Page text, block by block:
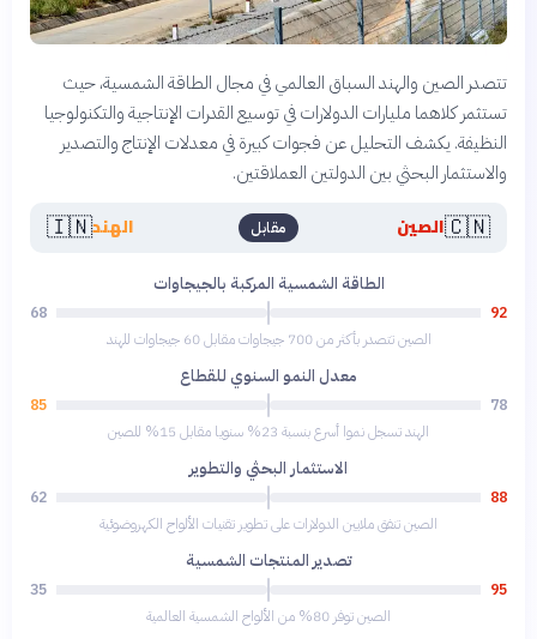
تتصدر الصين والهند السباق العالمي في مجال الطاقة الشمسية، حيث
تستثمر كلاهما مليارات الدولارات في توسيع القدرات الإنتاجية والتكنولوجيا
النظيفة. يكشف التحليل عن فجوات كبيرة في معدلات الإنتاج والتصدير
والاستثمار البحثي بين الدولتين العملاقتين.
🇨🇳الصين مقابل الهند🇮🇳
الطاقة الشمسية المركبة بالجيجاوات
92
68
الصين تتصدر بأكثر من 700 جيجاوات مقابل 60 جيجاوات للهند
معدل النمو السنوي للقطاع
78
85
الهند تسجل نموا أسرع بنسبة 23% سنويا مقابل 15% للصين
الاستثمار البحثي والتطوير
88
62
الصين تنفق ملايين الدولارات على تطوير تقنيات الألواح الكهروضوئية
تصدير المنتجات الشمسية
95
35
الصين توفر 80% من الألواح الشمسية العالمية